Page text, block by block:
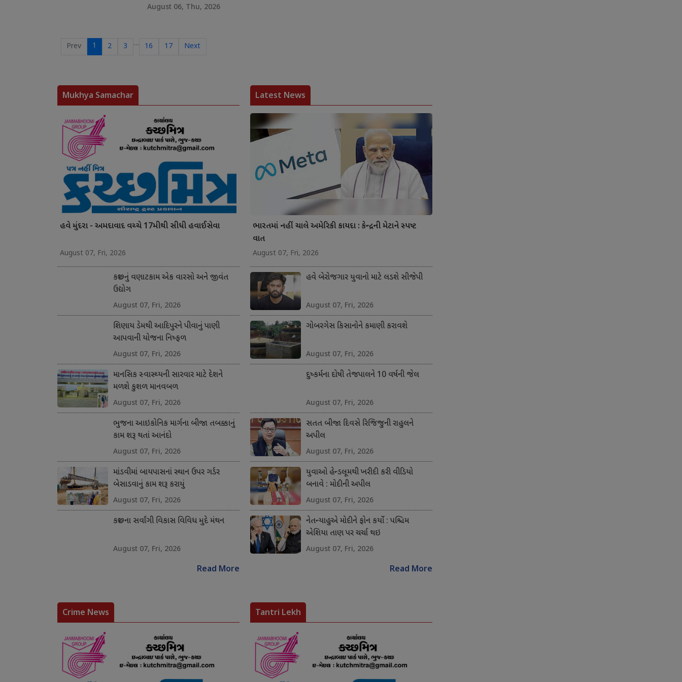
August 06, Thu, 2026
Prev 1 2 3 … 16 17 Next
Mukhya Samachar
હવે મુંદરા - અમદાવાદ વચ્ચે 17મીથી સીધી હવાઈસેવા
August 07, Fri, 2026
કચ્છનું વણાટકામ એક વારસો અને જીવંત
ઉદ્યોગ
August 07, Fri, 2026
શિણાય ડેમથી આદિપુરને પીવાનું પાણી
આપવાની યોજના નિષ્ફળ
August 07, Fri, 2026
માનસિક સ્વાસ્થ્યની સારવાર માટે દેશને
મળશે કુશળ માનવબળ
August 07, Fri, 2026
ભુજના આઇકોનિક માર્ગના બીજા તબક્કાનું
કામ શરૂ થતાં આનંદો
August 07, Fri, 2026
માંડવીમાં બાયપાસનાં સ્થાન ઉપર ગર્ડર
બેસાડવાનું કામ શરૂ કરાયું
August 07, Fri, 2026
કચ્છના સર્વાંગી વિકાસ વિવિધ મુદે મંથન
August 07, Fri, 2026
Read More
Latest News
ભારતમાં નહીં ચાલે અમેરિકી કાયદા : કેન્દ્રની મેટાને સ્પષ્ટ
વાત
August 07, Fri, 2026
હવે બેરોજગાર યુવાનો માટે લડશે સીજેપી
August 07, Fri, 2026
ગોબરગેસ કિસાનોને કમાણી કરાવશે
August 07, Fri, 2026
દુષ્કર્મના દોષી તેજપાલને 10 વર્ષની જેલ
August 07, Fri, 2026
સતત બીજા દિવસે રિજિજુની રાહુલને
અપીલ
August 07, Fri, 2026
યુવાઓ હેન્ડલૂમથી ખરીદી કરી વીડિયો
બનાવે : મોદીની અપીલ
August 07, Fri, 2026
નેતન્યાહુએ મોદીને ફોન કર્યો : પશ્ચિમ
એશિયા તાણ પર ચર્ચા થઇ
August 07, Fri, 2026
Read More
Crime News Tantri Lekh